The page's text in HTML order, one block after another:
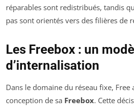
réparables sont redistribués, tandis
pas sont orientés vers des filières de
Les Freebox : un
d’internalisation
Dans le domaine du réseau fixe, Free
conception de sa Freebox. Cette